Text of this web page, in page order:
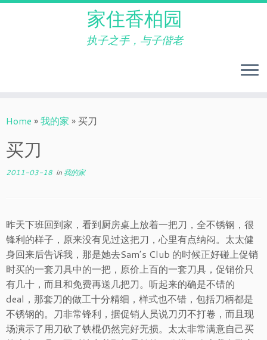
to
家住香柏园
执子之手，与子偕老
Home »我的家 »买刀
买刀
2011-03-18 in 我的家
昨天下班回到家，看到厨房桌上放着一把刀，全不锈钢，很
锋利的样子，原来没有见过这把刀，心里有点纳闷。太太健
身回来后告诉我，那是她去Sam’s Club 的时候正好碰上促销
时买的一套刀具中的一把，原价上百的一套刀具，促销价只
有几十，而且和免费再送几把刀。听起来的确是不错的
deal，那套刀的做工十分精细，样式也不错，包括刀柄都是
不锈钢的。刀非常锋利，据促销人员说刀刃不打卷，而且现
场演示了用刀砍了铁棍仍然完好无损。太太非常满意自己买